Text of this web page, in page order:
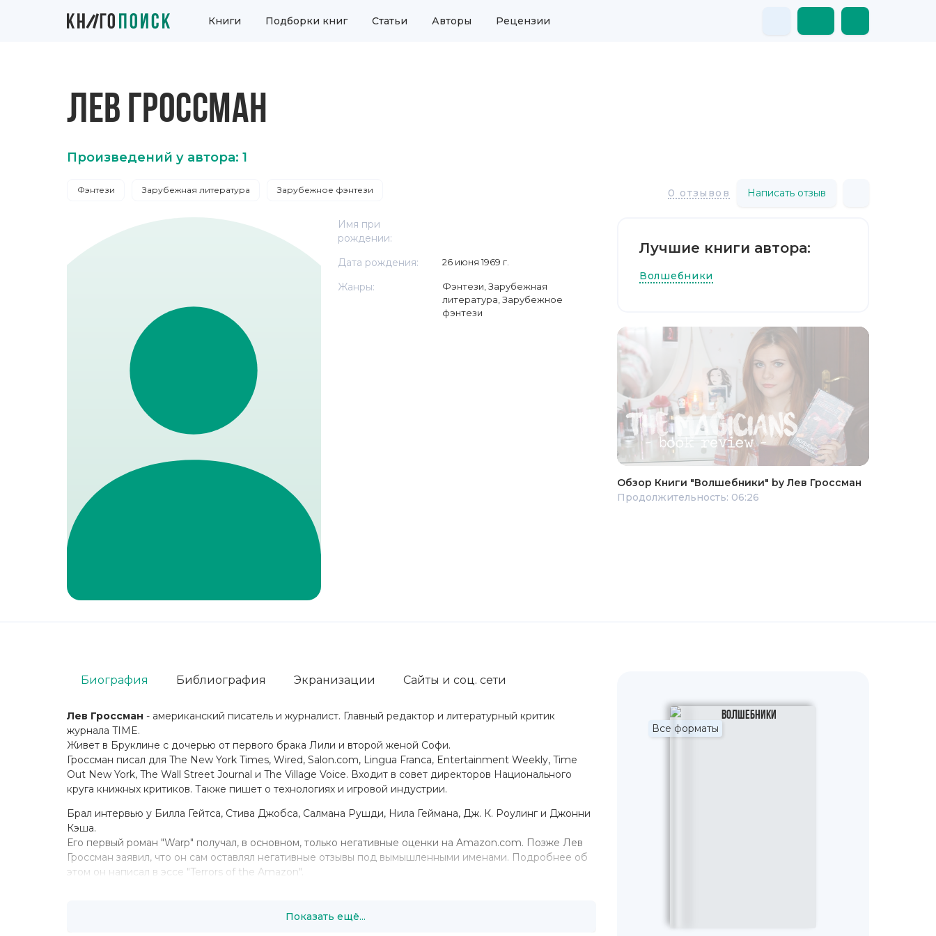
Книги Подборки книг Статьи Авторы Рецензии
ЛЕВ ГРОССМАН
Произведений у автора: 1
Фэнтези Зарубежная литература Зарубежное фэнтези 0 отзывов Написать отзыв
Имя при
рождении:
Дата рождения:
26 июня 1969 г.
Жанры: Фэнтези Зарубежная
литература Зарубежное
фэнтези
Лучшие книги автора:
Волшебники
Обзор Книги "Волшебники" by Лев Гроссман
Продолжительность: 06:26
Лев Гроссман - американский писатель и журналист. Главный редактор и литературный критик
журнала TIME.
Живет в Бруклине с дочерью от первого брака Лили и второй женой Софи.
Гроссман писал для The New York Times, Wired, Salon.com, Lingua Franca, Entertainment Weekly, Time
Out New York, The Wall Street Journal и The Village Voice. Входит в совет директоров Национального
круга книжных критиков. Также пишет о технологиях и игровой индустрии.
Брал интервью у Билла Гейтса, Стива Джобса, Салмана Рушди, Нила Геймана, Дж. К. Роулинг и Джонни
Кэша.
Его первый роман "Warp" получал, в основном, только негативные оценки на Amazon.com. Позже Лев
Гроссман заявил, что он сам оставлял негативные отзывы под вымышленными именами. Подробнее об
этом он написал в эссе "Terrors of the Amazon".
Показать ещё...
Биография Библиография Экранизации Сайты и соц. сети
Все форматы